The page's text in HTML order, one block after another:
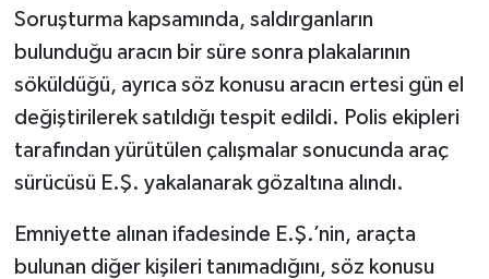
Soruşturma kapsamında, saldırganların
bulunduğu aracın bir süre sonra plakalarının
söküldüğü, ayrıca söz konusu aracın ertesi gün el
değiştirilerek satıldığı tespit edildi. Polis ekipleri
tarafından yürütülen çalışmalar sonucunda araç
sürücüsü E.Ş. yakalanarak gözaltına alındı.
Emniyette alınan ifadesinde E.Ş.’nin, araçta
bulunan diğer kişileri tanımadığını, söz konusu